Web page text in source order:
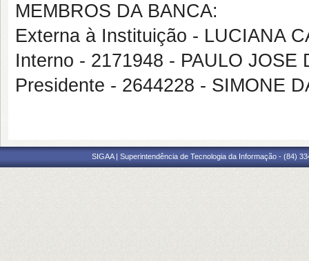
MEMBROS DA BANCA:
Externa à Instituição - LUCIANA
Interno - 2171948 - PAULO JOSE
Presidente - 2644228 - SIMONE
SIGAA | Superintendência de Tecnologia da Informação - (84)